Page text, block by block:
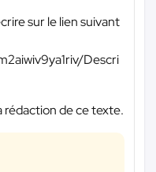
sur le lien suivant
Descri
rédaction de ce texte.